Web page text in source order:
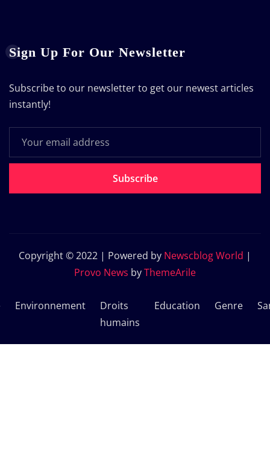
Sign Up For Our Newsletter
Subscribe to our newsletter to get our newest articles
instantly!
Subscribe
Copyright © 2022 | Powered by Newscblog World |
Provo News byThemeArile
Environnement
Droits
humains
Education Genre